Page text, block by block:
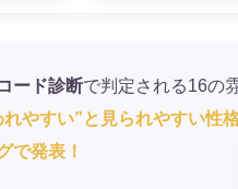
ード診断で判定される16の
れやすい”と見られやすい性
で発表！